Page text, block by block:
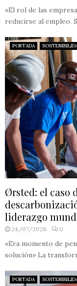
«El rol de las
reducirse al empleo.
PORTADA
Ørsted: el caso
liderazgo
24/07/2026 0
«Era momento de
solución» La
PORTADA